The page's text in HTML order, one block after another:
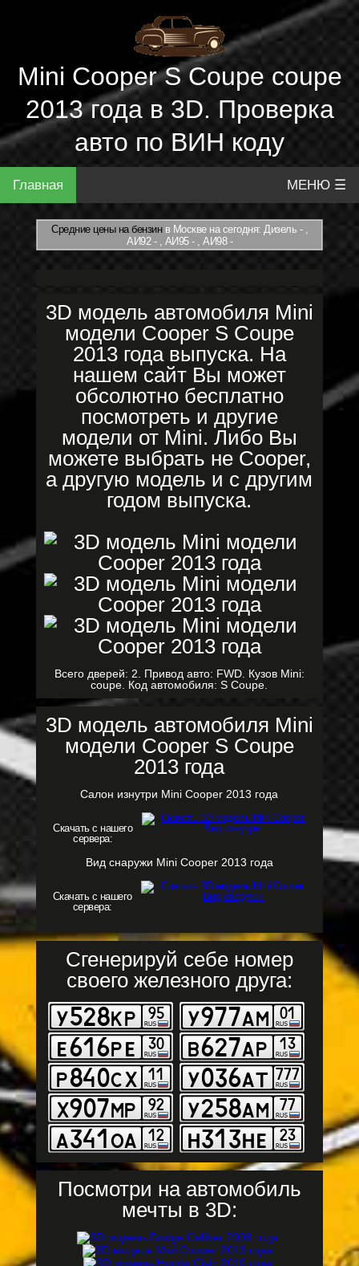
Mini Cooper S Coupe coupe
2013 года в 3D. Проверка
авто по ВИН коду
Главная МЕНЮ ☰
Средние цены на бензинв Москве на сегодня: Дизель - ,
АИ92 - , АИ95 - , АИ98 -
3D модель автомобиля Mini
модели Cooper S Coupe
2013 года выпуска. На
нашем сайт Вы может
обсолютно бесплатно
посмотреть и другие
модели от Mini. Либо Вы
можете выбрать не Cooper,
а другую модель и с другим
годом выпуска.
Всего дверей: 2. Привод авто: FWD. Кузов Mini:
coupe. Код автомобиля: S Coupe.
3D модель автомобиля Mini
модели Cooper S Coupe
2013 года
Салон изнутри Mini Cooper 2013 года
Скачать с нашего
сервера:
Вид снаружи Mini Cooper 2013 года
Скачать с нашего
сервера:
Сгенерируй себе номер
своего железного друга:
Посмотри на автомобиль
мечты в 3D: